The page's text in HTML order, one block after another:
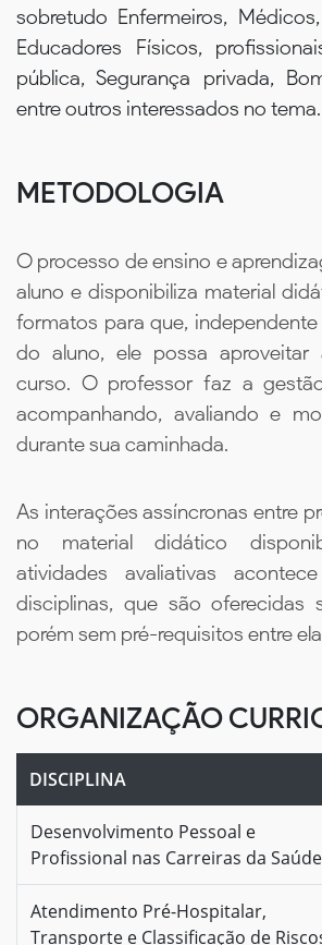
sobretudo Enfermeiros,
Educadores Físicos,
pública, Segurança privada,
entre outros interessados no tema.
METODOLOGIA
O processo de ensino e
aluno e disponibiliza material
formatos para que,
do aluno, ele possa aproveitar
curso. O professor faz a
acompanhando, avaliando e
durante sua caminhada.
As interações assíncronas entre
no material didático
atividades avaliativas
disciplinas, que são oferecidas
porém sem pré-requisitos entre
ORGANIZAÇÃO
DISCIPLINA
Desenvolvimento Pessoal e
Profissional nas Carreiras da Saúde
Atendimento Pré-Hospitalar,
Transporte e Classificação de